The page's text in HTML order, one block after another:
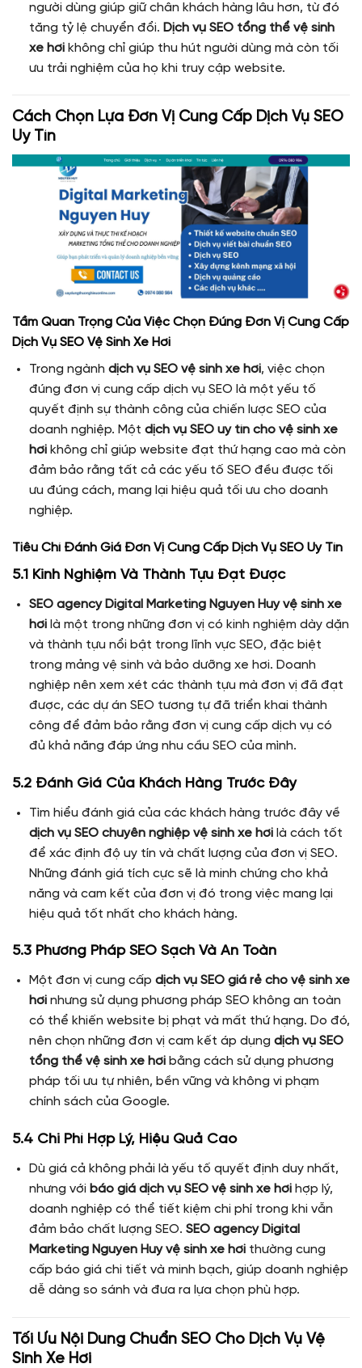
người dùng giúp giữ chân khách hàng lâu hơn, từ đó
tăng tỷ lệ chuyển đổi. Dịch vụ SEO tổng thể vệ sinh
xe hơikhông chỉ giúp thu hút người dùng mà còn tối
ưu trải nghiệm của họ khi truy cập website.
Cách Chọn Lựa Đơn Vị Cung Cấp Dịch Vụ SEO
Uy Tín
Tầm Quan Trọng Của Việc Chọn Đúng Đơn Vị Cung Cấp
Dịch Vụ SEO Vệ Sinh Xe Hơi
Trong ngành dịch vụ SEO vệ sinh xe hơi, việc chọn
đúng đơn vị cung cấp dịch vụ SEO là một yếu tố
quyết định sự thành công của chiến lược SEO của
doanh nghiệp. Một dịch vụ SEO uy tín cho vệ sinh xe
hơikhông chỉ giúp website đạt thứ hạng cao mà còn
đảm bảo rằng tất cả các yếu tố SEO đều được tối
ưu đúng cách, mang lại hiệu quả tối ưu cho doanh
nghiệp.
Tiêu Chí Đánh Giá Đơn Vị Cung Cấp Dịch Vụ SEO Uy Tín
5.1 Kinh Nghiệm Và Thành Tựu Đạt Được
SEO agency Digital Marketing Nguyen Huy vệ sinh xe
hơilà một trong những đơn vị có kinh nghiệm dày dặn
và thành tựu nổi bật trong lĩnh vực SEO, đặc biệt
trong mảng vệ sinh và bảo dưỡng xe hơi. Doanh
nghiệp nên xem xét các thành tựu mà đơn vị đã đạt
được, các dự án SEO tương tự đã triển khai thành
công để đảm bảo rằng đơn vị cung cấp dịch vụ có
đủ khả năng đáp ứng nhu cầu SEO của mình.
5.2 Đánh Giá Của Khách Hàng Trước Đây
Tìm hiểu đánh giá của các khách hàng trước đây về
dịch vụ SEO chuyên nghiệp vệ sinh xe hơilà cách tốt
để xác định độ uy tín và chất lượng của đơn vị SEO.
Những đánh giá tích cực sẽ là minh chứng cho khả
năng và cam kết của đơn vị đó trong việc mang lại
hiệu quả tốt nhất cho khách hàng.
5.3 Phương Pháp SEO Sạch Và An Toàn
Một đơn vị cung cấp dịch vụ SEO giá rẻ cho vệ sinh xe
hơinhưng sử dụng phương pháp SEO không an toàn
có thể khiến website bị phạt và mất thứ hạng. Do đó,
nên chọn những đơn vị cam kết áp dụng dịch vụ SEO
tổng thể vệ sinh xe hơibằng cách sử dụng phương
pháp tối ưu tự nhiên, bền vững và không vi phạm
chính sách của Google.
5.4 Chi Phí Hợp Lý, Hiệu Quả Cao
Dù giá cả không phải là yếu tố quyết định duy nhất,
nhưng với báo giá dịch vụ SEO vệ sinh xe hơihợp lý,
doanh nghiệp có thể tiết kiệm chi phí trong khi vẫn
đảm bảo chất lượng SEO. SEO agency Digital
Marketing Nguyen Huy vệ sinh xe hơithường cung
cấp báo giá chi tiết và minh bạch, giúp doanh nghiệp
dễ dàng so sánh và đưa ra lựa chọn phù hợp.
Tối Ưu Nội Dung Chuẩn SEO Cho Dịch Vụ Vệ
Sinh Xe Hơi